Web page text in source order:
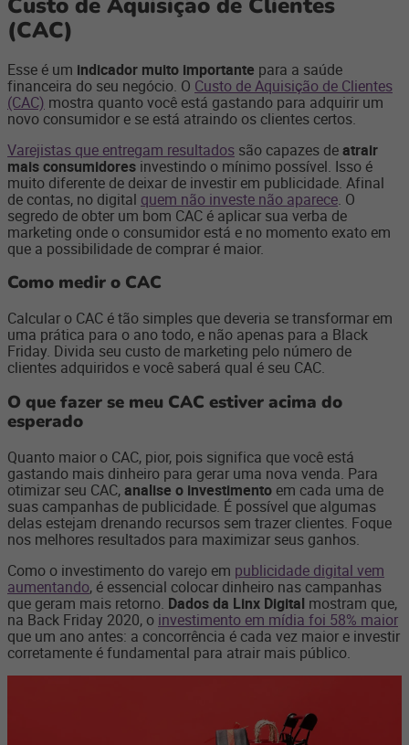
(CAC)
Esse é um indicador muito importante para a saúde
financeira do seu negócio. O Custo de Aquisição de Clientes
(CAC) mostra quanto você está gastando para adquirir um
novo consumidor e se está atraindo os clientes certos.
Varejistas que entregam resultados são capazes deatrair
mais consumidores investindo o mínimo possível. Isso é
muito diferente de deixar de investir em publicidade. Afinal
de contas, no digital quem não investe não aparece. O
segredo de obter um bom CAC é aplicar sua verba de
marketing onde o consumidor está e no momento exato em
que a possibilidade de comprar é maior.
Como medir o CAC
Calcular o CAC é tão simples que deveria se transformar em
uma prática para o ano todo, e não apenas para a Black
Friday. Divida seu custo de marketing pelo número de
clientes adquiridos e você saberá qual é seu CAC.
O que fazer se meu CAC estiver acima do
esperado
Quanto maior o CAC, pior, pois significa que você está
gastando mais dinheiro para gerar uma nova venda. Para
otimizar seu CAC,analise o investimento em cada uma de
suas campanhas de publicidade. É possível que algumas
delas estejam drenando recursos sem trazer clientes. Foque
nos melhores resultados para maximizar seus ganhos.
Como o investimento do varejo em publicidade digital vem
aumentando, é essencial colocar dinheiro nas campanhas
que geram mais retorno. Dados da Linx Digital mostram que,
na Back Friday 2020, o investimento em mídia foi 58% maior
que um ano antes: a concorrência é cada vez maior e investir
corretamente é fundamental para atrair mais público.